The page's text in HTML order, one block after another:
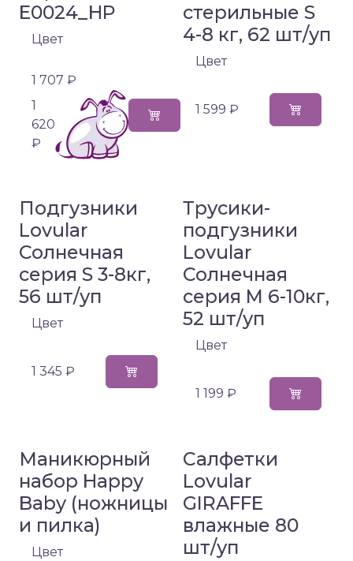
E0024_HP
Цвет
1 707 ₽
1
620
₽
стерильные S
4-8 кг, 62 шт/уп
Цвет
1 599 ₽
Подгузники
Lovular
Солнечная
серия S 3-8кг,
56 шт/уп
Цвет
1 345 ₽
Трусики-
подгузники
Lovular
Солнечная
серия M 6-10кг,
52 шт/уп
Цвет
1 199 ₽
Маникюрный
набор Happy
Baby (ножницы
и пилка)
Цвет
Салфетки
Lovular
GIRAFFE
влажные 80
шт/уп